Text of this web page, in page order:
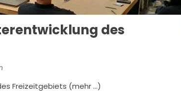
des
Freizeitgebiets (mehr …)